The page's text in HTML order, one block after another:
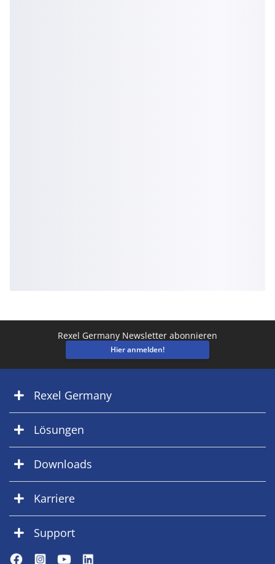
Rexel Germany Newsletter abonnieren
Hier anmelden!
Rexel Germany
Lösungen
Downloads
Karriere
Support